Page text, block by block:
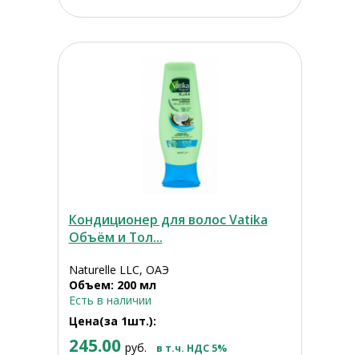
Кондиционер для волос Vatika
Объём и Тол...
Naturelle LLC, ОАЭ
Объем: 200 мл
Есть в наличии
Цена(за 1шт.):
245.00 руб. в т.ч. НДС 5%